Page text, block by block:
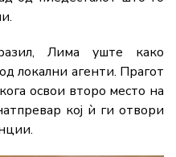
Лима уште како
локални агенти. Прагот
освои второ место на
кој ѝ ги отвори